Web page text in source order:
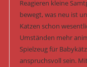
Reagieren kleine
bewegt, was neu ist
Katzen schon
Umständen mehr
Spielzeug für
anspruchsvoll sein.